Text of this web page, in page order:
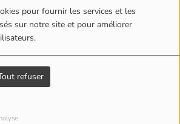
pour fournir les services et les
sur notre site et pour améliorer
refuser
moi les animaux
d'une histoire